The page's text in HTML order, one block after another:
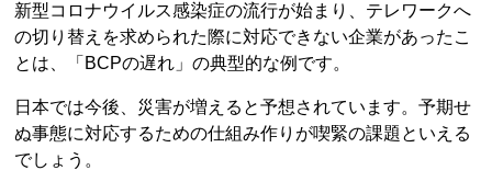
新型コロナウイルス感染症の流行が始まり、テレワークへ
の切り替えを求められた際に対応できない企業があったこ
とは、「BCPの遅れ」の典型的な例です。
日本では今後、災害が増えると予想されています。予期せ
ぬ事態に対応するための仕組み作りが喫緊の課題といえる
でしょう。